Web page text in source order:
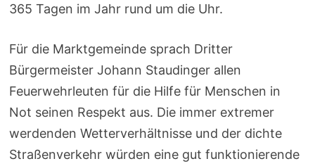
365 Tagen im Jahr rund um die Uhr.
Für die Marktgemeinde sprach Dritter
Bürgermeister Johann Staudinger allen
Feuerwehrleuten für die Hilfe für Menschen in
Not seinen Respekt aus. Die immer extremer
werdenden Wetterverhältnisse und der dichte
Straßenverkehr würden eine gut funktionierende